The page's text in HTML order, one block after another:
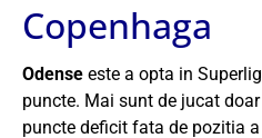
Copenhaga
Odense este a opta in
puncte. Mai sunt de jucat
puncte deficit fata de pozitia